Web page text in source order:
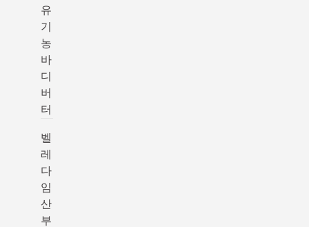
유
기
농
바
디
버
터
벨
레
다
임
산
부